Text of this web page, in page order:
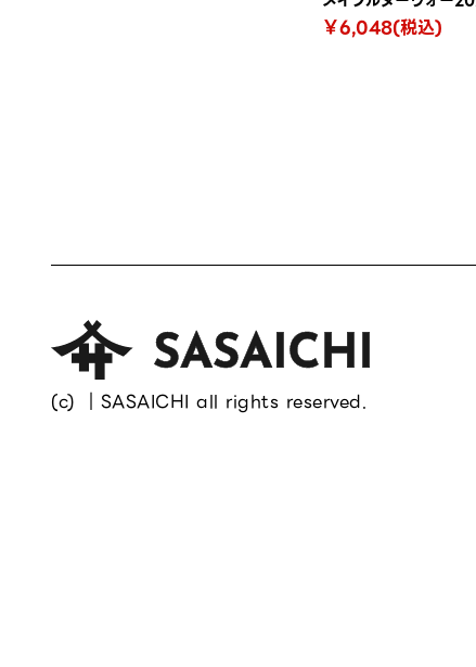
￥6,048(税込)
(c) ｜SASAICHI all rights reserved.